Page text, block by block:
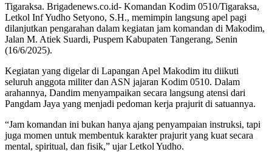
Tigaraksa. Brigadenews.co.id- Komandan Kodim 0510/Tigaraksa,
Letkol Inf Yudho Setyono, S.H., memimpin langsung apel pagi
dilanjutkan pengarahan dalam kegiatan jam komandan di Makodim,
Jalan M. Atiek Suardi, Puspem Kabupaten Tangerang, Senin
(16/6/2025).
Kegiatan yang digelar di Lapangan Apel Makodim itu diikuti
seluruh anggota militer dan ASN jajaran Kodim 0510. Dalam
arahannya, Dandim menyampaikan secara langsung atensi dari
Pangdam Jaya yang menjadi pedoman kerja prajurit di satuannya.
“Jam komandan ini bukan hanya ajang penyampaian instruksi, tapi
juga momen untuk membentuk karakter prajurit yang kuat secara
mental, spiritual, dan fisik,” ujar Letkol Yudho.